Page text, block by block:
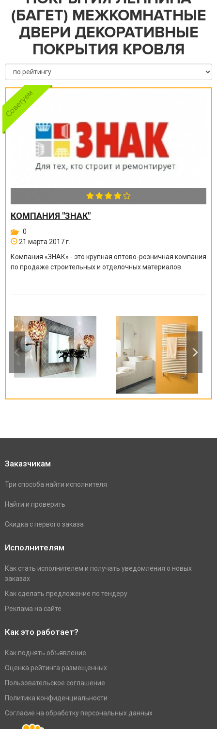
(БАГЕТ) МЕЖКОМНАТНЫЕ
ДВЕРИ ДЕКОРАТИВНЫЕ
ПОКРЫТИЯ КРОВЛЯ
КОМПАНИЯ "ЗНАК"
0
21 марта 2017 г.
Компания «ЗНАК» - это крупная оптово-розничная компания
по продаже строительных и отделочных материалов.
Заказчикам
Три способа найти исполнителя
Найти и проверить
Скидка с первого заказа
Исполнителям
Как стать исполнителем и получать уведомления о новых
заказах
Как сделать предложение по тендеру
Реклама на сайте
Как это работает?
Как поднять объявление
Оценка рейтинга размещенных
Пользовательское соглашение
Политика конфиденциальности
Согласие на обработку персональных данных